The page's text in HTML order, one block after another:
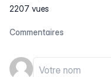
2207 vues
Commentaires
Votre nom